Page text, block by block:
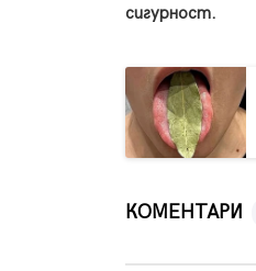
сигурност.
КОМЕНТАРИ